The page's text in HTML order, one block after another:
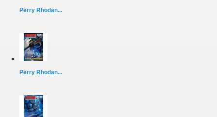
Perry Rhodan...
Perry Rhodan...